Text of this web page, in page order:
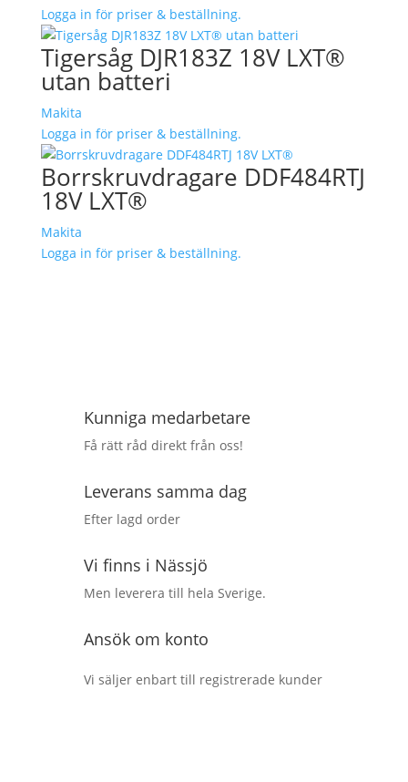
Logga in för priser & beställning.
Tigersåg DJR183Z 18V LXT®
utan batteri
Makita
Logga in för priser & beställning.
Borrskruvdragare DDF484RTJ
18V LXT®
Makita
Logga in för priser & beställning.
Kunniga medarbetare
Få rätt råd direkt från oss!
Leverans samma dag
Efter lagd order
Vi finns i Nässjö
Men leverera till hela Sverige.
Ansök om konto
Vi säljer enbart till registrerade kunder